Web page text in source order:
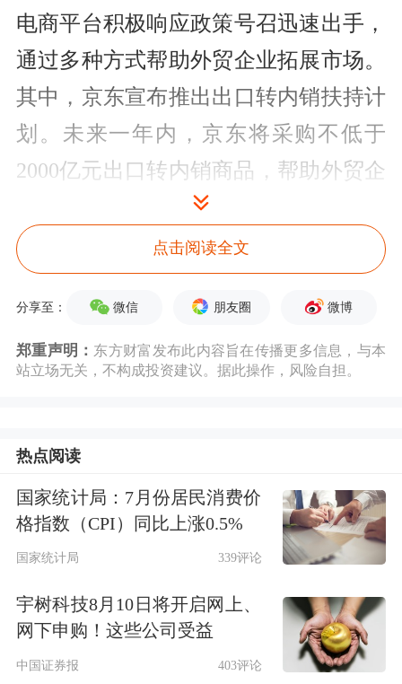
电商平台积极响应政策号召迅速出手，
通过多种方式帮助外贸企业拓展市场。
其中，京东宣布推出出口转内销扶持计
划。未来一年内，京东将采购不低于
2000亿元出口转内销商品，帮助外贸企
业快速开拓国内市场。
“截至4月14日，近3000家企业与京东接
洽，寻求出口转内销合作。京东已启动
选品工作，并上线外贸优品专区及出口
关负责人对证券时报记者表示。
另一头部电商平台阿里巴巴也在积极行
动。
项行动。针对商家滞销库存，阿里国际
站已对接淘工厂、天猫超市 等内销渠
点击阅读全文
分享至： 微信 朋友圈 微博
郑重声明： 东方财富发布此内容旨在传播更多信息，与本
站立场无关，不构成投资建议。据此操作，风险自担。
热点阅读
国家统计局：7月份居民消费价
格指数（CPI）同比上涨0.5%
国家统计局 339评论
宇树科技8月10日将开启网上、
网下申购！这些公司受益
中国证券报 403评论